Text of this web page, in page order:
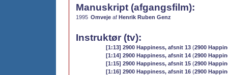
Manuskript (afgangsfilm):
1995 Omveje af Henrik Ruben Genz
Instruktør (tv):
[1:13] 2900 Happiness, afsnit 13 (2900
[1:14] 2900 Happiness, afsnit 14 (2900
[1:15] 2900 Happiness, afsnit 15 (2900
[1:16] 2900 Happiness, afsnit 16 (2900